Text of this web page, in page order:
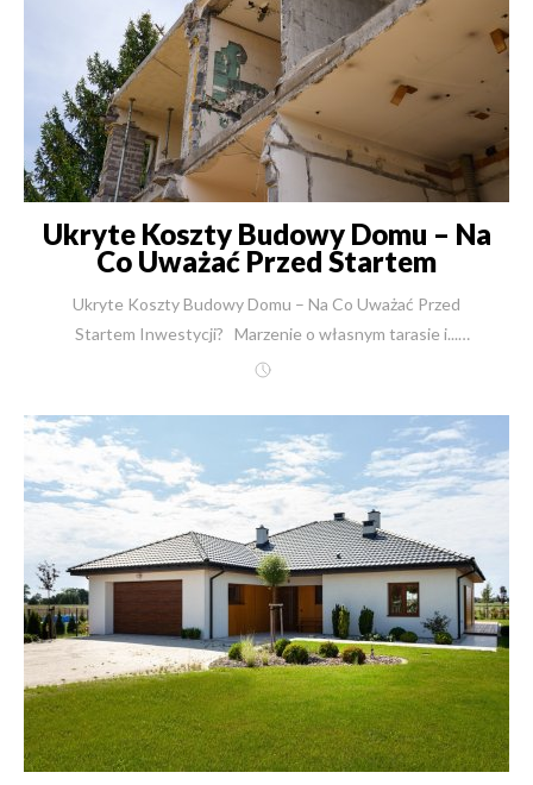
Ukryte Koszty Budowy Domu – Na
Co Uważać Przed Startem
Ukryte Koszty Budowy Domu – Na Co Uważać Przed Startem Inwestycji? Marzenie o własnym tarasie i... pułapka "okrojonej" oferty. Nazywam się Robert Skulimowski. Od ponad 30 lat w New-House budujemy domy jednorodzinne. Zrealizowaliśmy ich, wraz z budynkami biurowymi, już ponad 2500. Przez te trzy dekady widziałem, jak spełniają się marzenia tysięcy rodzin o własnym miejscu na ziemi. Pamiętam rozmowę z Panem Michałem, który marzył o domu z widokiem na las. Dziś codziennie pije kawę na tarasie, który zbudowaliśmy dla niego od podstaw. Ale zanim do nas trafił, był o krok od popełnienia błędu, który kosztowałby go spokój i setki tysięcy złotych. Pan Michał, jak wielu Inwestorów, otrzymał kosztorys od innej firmy, który wydawał się niezwykle atrakcyjny. To częsta praktyka. Jako inżynier, każdego dnia borykam się z ofertami konkurencji, które klienci pokazują mi, prosząc o analizę. Widzę w nich liczne pułapki i braki w kluczowych elementach kosztorysowych. Trudność w realnym oszacowaniu kosztów budowy to dziś największe wyzwanie dla Inwestorów. Budowa domu to dla 99% z nas największy wydatek życia. Rzadko buduje się drugi czy trzeci dom. Państwa prawo to nie znać się na tym procesie. Ale moim obowiązkiem, jako eksperta z 30-letnim doświadczeniem, jest Państwa o tym rzetelnie poinformować. Ten artykuł to mapa przez finansowe "pole minowe". Pokażę, gdzie kryją się największe ukryte koszty budowy domu i jak w New-House, firmie którą prowadzę od 1991 roku, podchodzimy do tego inaczej. Naszym celem jest zagwarantowanie Państwu bezpieczeństwa budżetu i komfortu realizacji marzenia. Dlaczego najwięcej możesz stracić, zanim budowa ruszy? Analiza "Etapu Zero". Inwestorzy skupiają się na koszcie murów i dachu. Tymczasem najwięcej finansowych pułapek czeka na samym początku – na etapie, który nazywam "Etapem Zero". To wszystkie koszty, które trzeba ponieść, zanim na działce pojawi się pierwsza koparka. Działka – więcej niż cena zakupu Pierwszy wydatek to oczywiście zakup gruntu. Ale cena transakcyjna to dopiero początek. Musimy doliczyć koszty notarialne, opłaty sądowe za wpis do księgi wieczystej oraz, przy zakupie z rynku wtórnego, podatek od czynności cywilnoprawnych (PCC) w wysokości 2%. Przy działce budowlane wartej 400 000 zł, mówimy od razu o dodatkowych 8 000 zł podatku i kilku tysiącach złotych taksy notarialnej. Kluczowy błąd: zakup "w ciemno". Rola analizy działki W New-House często wykonujemy dla naszych klientów szczegółową analizę działki przed jej zakupem. Dlaczego? Bo to oszczędność rzędu dziesiątek, a czasem setek tysięcy złotych. Co sprawdzamy? Po pierwsze, przeprowadzamy analizę architektoniczną. Weryfikujemy Miejscowy Plan Zagospodarowania Przestrzennego (MPZP) lub Warunki Zabudowy (WZ). Sprawdzamy, czy Państwa wymarzony dom – np. parterowy z płaskim dachem – w ogóle może na tej działce powstać. Po drugie, wykonujemy analizę techniczną. Sprawdzenie działki pod kątem technicznym to dziś absolutna konieczność. Badania geotechniczne – fundament Twojego bezpieczeństwa Najważniejszym elementem tej analizy są badania geotechniczne gruntu. Stan na 25 czerwca 2024 jest taki, że dokumentacja geotechniczna jest niezbędnym załącznikiem do uzyskania pozwolenia na budowę. To nie jest opcjonalny wydatek. Badania te, kosztujące około 1800 zł, mówią nam wszystko o tym, co kryje się pod ziemią. Na jakiej głębokości jest woda gruntowa? Jaki jest rodzaj gruntu i jego nośność? Czy dany grunt nie będzie generował w przyszłości dodatkowych kosztów? To kluczowe informacje. Budowa na nieznanym gruncie to ryzyko pękania ścian i gigantycznych kosztów napraw w przyszłości. Czasem prosta decyzja o przesunięciu budynku o kilka metrów, oparta o te badania, pozwala zaoszczędzić ogromne pieniądze na fundamentach. Traktujemy to jako inwestycję w Państwa bezpieczeństwo, nie jako koszt. Pułapka "taniego" projektu gotowego Inwestorzy często stają przed wyborem: projekt gotowy (koszt od 5 do 20 tys. zł) czy indywidualny (od 20 do nawet 100 tys. zł). Wybierając projekt z katalogu, wielu zakłada, że to koniec wydatków na dokumentację. To błąd. Największy ukryty koszt projektu gotowego to jego adaptacja. Każdy gotowy projekt musi być dostosowany do warunków Państwa działki i lokalnego prawa (MPZP/WZ). Koszt adaptacji jest zależny od jej zakresu. Drobne zmiany to wydatek rzędu 3 tys. zł. Ale jeżeli zmiany ingerują w konstrukcję – na przykład chcą Państwo podnieść ściankę kolankową, zmienić kąt nachylenia dachu lub technologię stropu – koszt rośnie do nawet 12 tys. zł. Wymaga to bowiem pracy doświadczonego konstruktora, który musi przeliczyć całą konstrukcję budynku. Koszty dokumentacji formalnej Do "Etapu Zero" musimy doliczyć jeszcze koszty formalne. Niezbędna jest mapa do celów projektowych, wykonywana przez geodetę. To wydatek od 1800 zł do 3000 zł, w zależności od regionu Polski. Do tego dochodzą drobniejsze opłaty urzędowe za wypisy, wyrysy i samo pozwolenie na budowę. Te wszystkie "drobne" kwoty, zsumowane, tworzą poważny wydatek, który trzeba ponieść, zanim w ogóle pomyślimy o budowie. Przyłącza i Organizacja Budowy: Prawdziwe Źródło "Znikających" Pieniędzy Kiedy mamy już działkę, projekt i pozwolenie, pojawia się kolejny zestaw wydatków. Nazywam je "kosztami wokół budowy". To finansowa czarna dziura, o której nie powiedzą Państwu kosztorysy nastawione na najniższą cenę. Dom to nie tylko mury i dach. Aby budowa mogła ruszyć i trwać przez rok, potrzebne jest całe zaplecze logistyczne. I to właśnie tutaj konkurencja najczęściej "chowa" koszty, przerzucając je na Państwa. Niewidoczne, ale niezbędne: koszty przyłączy mediów Musimy uzbroić działkę. Bez tego budowa nie ruszy. Prąd: Potrzebujemy dwóch rodzajów. Pierwszy to prąd budowlany (w droższej taryfie C). Wymaga on wynajmu lub zakupu rozdzielnicy budowlanej (tzw. "erbetki"). W zależności od odległości od skrzynki, może to być koszt od 1500 zł do nawet 9000 zł. Drugi to prąd docelowy. Opłata za przyłącze zależy od mocy. Dziś, przy pompach ciepła, ładowarkach do samochodów i indukcji, minimalna sensowna moc to 35 kW, co daje koszt przyłączeniowy minimum 7000 zł. Woda i Kanalizacja: Czekanie na przyłącze wodociągowe może trwać miesiącami i kosztować krocie. Dlatego często bezpieczniejszą i szybszą opcją jest wykonanie na działce studni. Koszt takiej studni do celów budowlanych (do 25 m głębokości) to 5-7 tys. zł. Jeśli studnia ma być docelowa (głębinowa), koszt rośnie do ponad 10 tys. zł. Podobnie z kanalizacją – przy braku sieci musimy doliczyć duży jednorazowy wydatek na szambo lub przydomową oczyszczalnię ścieków. Inne media: Choć gaz jest podłączany coraz rzadziej (pompa ciepła zapewnia dziś nawet o 50% niższe koszty ogrzewania), to pojawia się nowy wymóg. Analizując trendy na 25 czerwca 2024, widzimy, że od 2026 roku konieczne staje się podłączenie światłowodu do budynku, co generuje orientacyjny koszt 3-4 tys. zł. Koszty organizacji placu budowy – 100 000 zł, o których nie ma mowy w ofercie To jest punkt, w którym najczęściej widzę rozbieżności między naszymi ofertami a ofertami konkurencji. Suma tych "drobnych" kosztów przy średniej budowie domu (trwającej ok. 1 roku) może sięgnąć nawet 100 000 zł. Co się na to składa? Proszę zobaczyć tę listę: Ogrodzenie tymczasowe placu budowy (wymóg prawny). Kontener biurowy lub socjalny dla ekipy. Kontenery na gruz (regularnie wywożone). Kontenery na śmieci bytowe. Toaleta przenośna (WC) z regularnym serwisem. Koszt Kierownika Budowy (obowiązkowy!). Koszt geodety (wytyczenie budynku, odbiory kolejnych etapów, inwentaryzacja powykonawcza). Koszt geologa (do odbioru zagęszczenia gruntu pod posadzki). To jest fundamentalna różnica. W New-House te koszty są uwzględnione w naszej kompleksowej ofercie. Konkurencja, stosując nieprecyzyjne umowy, często celowo pomija te punkty. W umowach konkurencji można znaleźć zapisy o "partycypacji w kosztach ogólnych budowy", co jest furtką do obciążania Państwa dodatkowymi fakturami. Najczęściej jednak tych punktów po prostu nie ma. Oznacza to, że to Państwo, jako Inwestor, musicie sami je zorganizować i za nie zapłacić, tracąc czas i pieniądze. Nasza filozofia od 1991 roku jest inna: przejmujemy pełną odpowiedzialność za proces budowlany. Dzięki temu mają Państwo gwarancję ceny i spokój ducha. Czujesz się przytłoczony ilością formalności? To naturalne. Budowa domu to złożony proces. W New-House przeprowadzamy naszych Klientów przez wszystkie etapy budowy domu – od analizy działki po odbiór kluczy. {{ ContactForm }} Czym naprawdę jest "Stan Deweloperski"? Klienci najczęściej proszą nas o ofertę na "prace deweloperskie". I tu dochodzimy do sedna problemu ukrytych kosztów. Gdy Inwestorzy porównują oferty, często są zaskoczeni różnicami w cenach, sięgającymi dziesiątek tysięcy złotych. De-mistyfikacja pojęcia Wynika to z faktu, że "stan deweloperski" nie jest pojęciem zdefiniowanym prawnie. Nie ma ustawy, która mówiłaby, co musi on zawierać. To, co jedna firma uważa za standard, inna traktuje jako kosztowną opcję dodatkową. Ta dowolność interpretacji to pole do popisu dla firm, które chcą wygrać najniższą ceną na papierze. Jak firmy "odchudzają" oferty, by wygrać ceną? Analizując "okrojone" kosztorysy, które trafiają na moje biurko, widzę te same schematy. Podam przykłady z ostatnich miesięcy 2024 roku: Instalacja elektryczna: Oferta zakłada 60 punktów elektrycznych. W nowoczesnym domu o powierzchni 150 m², gdzie mamy AGD, RTV, oświetlenie i gniazdka, potrzebują Państwo minimum 120-150 punktów. Dopłata za każdy dodatkowy punkt, już poza umową ryczałtową, jest drastycznie wyższa niż w standardowej ofercie. Elewacja: W kosztorysie jest tynk, ale bez uwzględnienia detali architektonicznych – boniowania, dekorów, okładzin drewnianych czy kamiennych, a nawet cokołu. To wszystko staje się "pracą dodatkową", generującą wysokie koszty. Instalacje hydrauliczne: Oferta nie obejmuje ogrz